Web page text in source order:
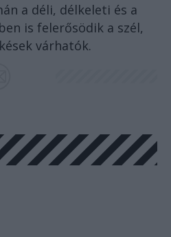
a déli, délkeleti és a
is felerősödik a szél,
várhatók.